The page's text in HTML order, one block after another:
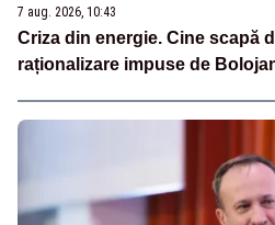
7 aug. 2026, 10:43
Criza din energie. Cine scapă
raționalizare impuse de